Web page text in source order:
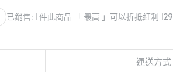
已銷售: 1 件此商品 「 最高 」可以折抵紅利 129
運送方式